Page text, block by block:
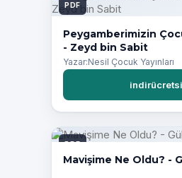
PDF
Peygamberimizin
- Zeyd bin Sabit
Yazar:Nesil Çocuk Yayınları
PDF
Mavişime Ne Oldu? -